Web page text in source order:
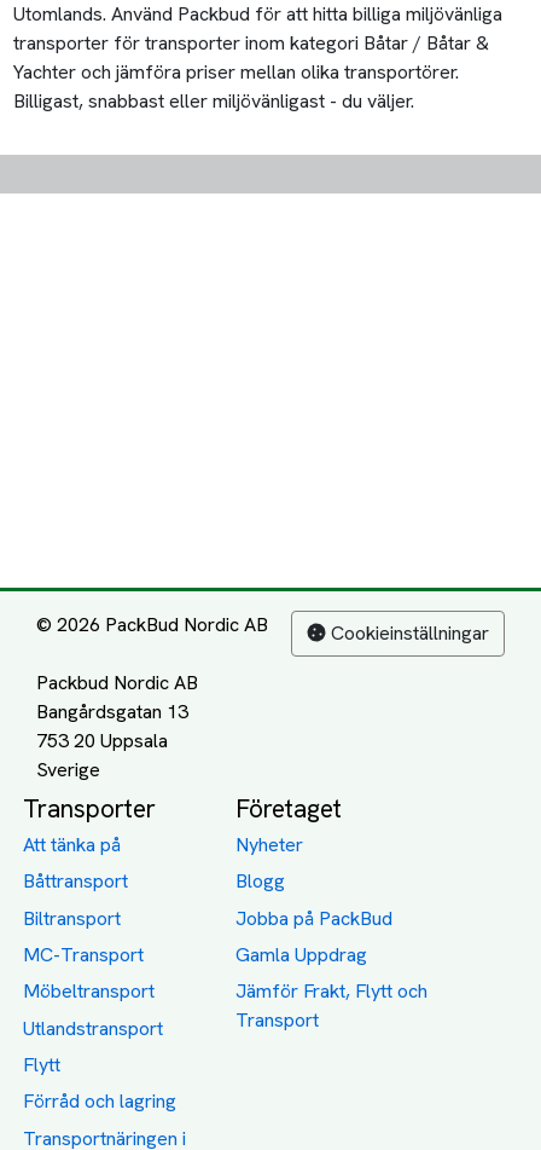
Utomlands. Använd Packbud för att hitta billiga miljövänliga
transporter för transporter inom kategori Båtar / Båtar &
Yachter och jämföra priser mellan olika transportörer.
Billigast, snabbast eller miljövänligast - du väljer.
© 2026 PackBud Nordic AB
Packbud Nordic AB
Bangårdsgatan 13
753 20 Uppsala
Cookieinställningar
Transporter
Att tänka på
Båttransport
Biltransport
MC-Transport
Möbeltransport
Utlandstransport
Flytt
Förråd och lagring
Transportnäringen i
Företaget
Nyheter
Blogg
Jobba på PackBud
Gamla Uppdrag
Jämför Frakt, Flytt och
Transport